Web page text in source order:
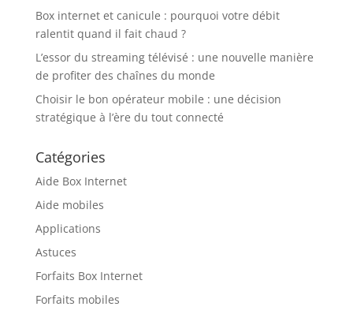
Box internet et canicule : pourquoi votre débit
ralentit quand il fait chaud ?
L’essor du streaming télévisé : une nouvelle manière
de profiter des chaînes du monde
Choisir le bon opérateur mobile : une décision
stratégique à l’ère du tout connecté
Catégories
Aide Box Internet
Aide mobiles
Applications
Astuces
Forfaits Box Internet
Forfaits mobiles